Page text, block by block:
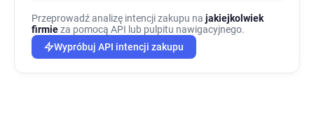
Przeprowadź analizę intencji zakupu na jakiejkolwiek
firmieza pomocą API lub pulpitu nawigacyjnego.
Wypróbuj API intencji zakupu